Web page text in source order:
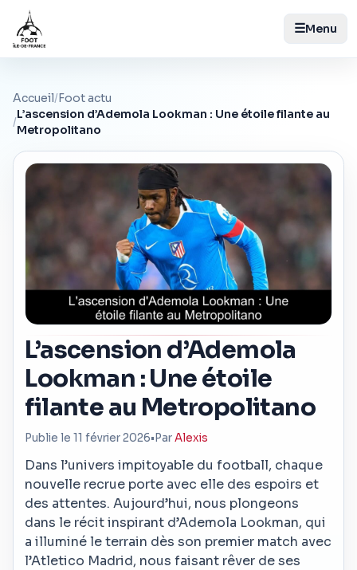
☰Menu
Accueil/Foot actu
/
L’ascension d’Ademola Lookman : Une étoile filante au
Metropolitano
L’ascension d’Ademola
Lookman : Une étoile
filante au Metropolitano
Publie le 11 février 2026• ParAlexis
Dans l’univers impitoyable du football, chaque
nouvelle recrue porte avec elle des espoirs et
des attentes. Aujourd’hui, nous plongeons
dans le récit inspirant d’Ademola Lookman, qui
a illuminé le terrain dès son premier match avec
l’Atletico Madrid, nous faisant rêver de ses